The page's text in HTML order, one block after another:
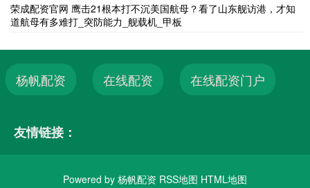
荣成配资官网 鹰击21根本打不沉美国航母？看了山东舰访港，才知
道航母有多难打_突防能力_舰载机_甲板
杨帆配资 在线配资 在线配资门户
友情链接：
Powered by 杨帆配资 RSS地图 HTML地图